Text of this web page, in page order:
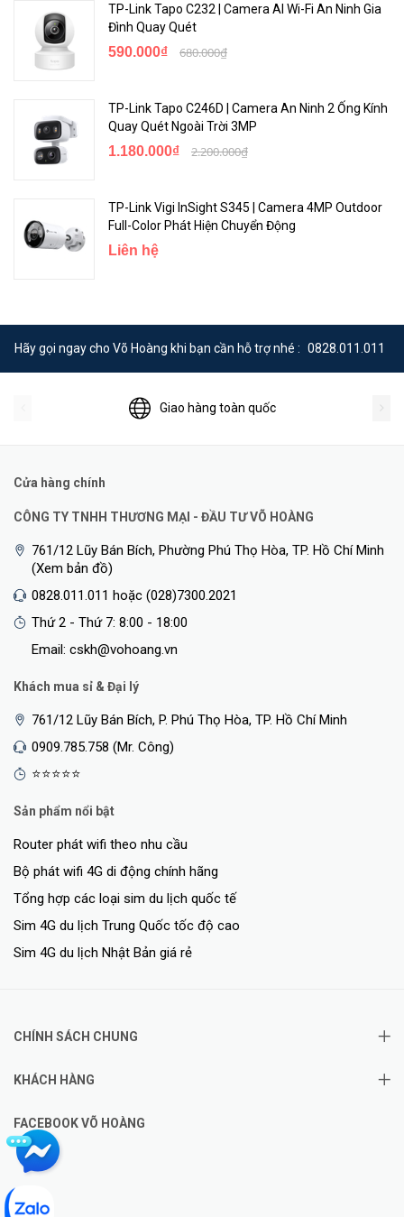
TP-Link Tapo C232 | Camera AI Wi-Fi An Ninh Gia
Đình Quay Quét
590.000₫ 680.000₫
TP-Link Tapo C246D | Camera An Ninh 2 Ống Kính
Quay Quét Ngoài Trời 3MP
1.180.000₫ 2.200.000₫
TP-Link Vigi InSight S345 | Camera 4MP Outdoor
Full-Color Phát Hiện Chuyển Động
Liên hệ
Hãy gọi ngay cho Võ Hoàng khi bạn cần hỗ trợ nhé : 0828.011.011
Giao hàng toàn quốc
Cửa hàng chính
CÔNG TY TNHH THƯƠNG MẠI - ĐẦU TƯ VÕ HOÀNG
761/12 Lũy Bán Bích, Phường Phú Thọ Hòa, TP. Hồ Chí Minh
(Xem bản đồ)
0828.011.011 hoặc (028)7300.2021
Thứ 2 - Thứ 7: 8:00 - 18:00
Email: cskh@vohoang.vn
Khách mua sỉ & Đại lý
761/12 Lũy Bán Bích, P. Phú Thọ Hòa, TP. Hồ Chí Minh
0909.785.758 (Mr. Công)
⭐⭐⭐⭐⭐
Sản phẩm nổi bật
Router phát wifi theo nhu cầu
Bộ phát wifi 4G di động chính hãng
Tổng hợp các loại sim du lịch quốc tế
Sim 4G du lịch Trung Quốc tốc độ cao
Sim 4G du lịch Nhật Bản giá rẻ
CHÍNH SÁCH CHUNG
KHÁCH HÀNG
FACEBOOK VÕ HOÀNG